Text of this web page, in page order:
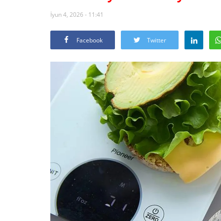
İyun 4, 2026 - 11:41
Facebook Twitter